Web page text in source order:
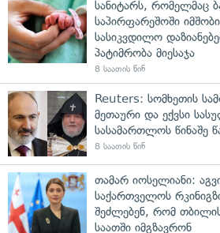
სანიტარს, რომელმაც
საპირფარეშოში
სასიკვდილო
პატიმრობა მიესაჯა
8 საათის წინ
Reuters: სომხეთის
მეთაური და ექვსი
სასამართლოს წინაშე
8 საათის წინ
თამარ იოსელიანი:
საქართველოს
შეძლებენ, რომ
საათში იმგზავრონ